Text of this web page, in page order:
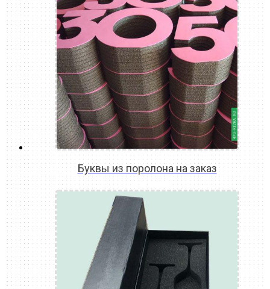
Буквы из поролона на заказ
READ MORE